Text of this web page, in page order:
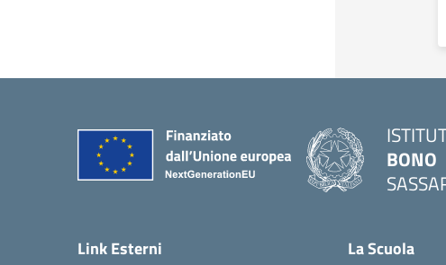
BONO
Link Esterni La Scuola